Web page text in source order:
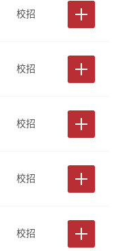
校招
校招
校招
校招
校招